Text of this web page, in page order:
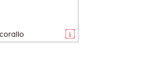
corallo